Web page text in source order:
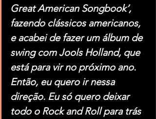
Great American Songbook’,
fazendo clássicos americanos,
e acabei de fazer um álbum de
swing com Jools Holland, que
está para vir no próximo ano.
Então, eu quero ir nessa
direção. Eu só quero deixar
todo o Rock and Roll para trás